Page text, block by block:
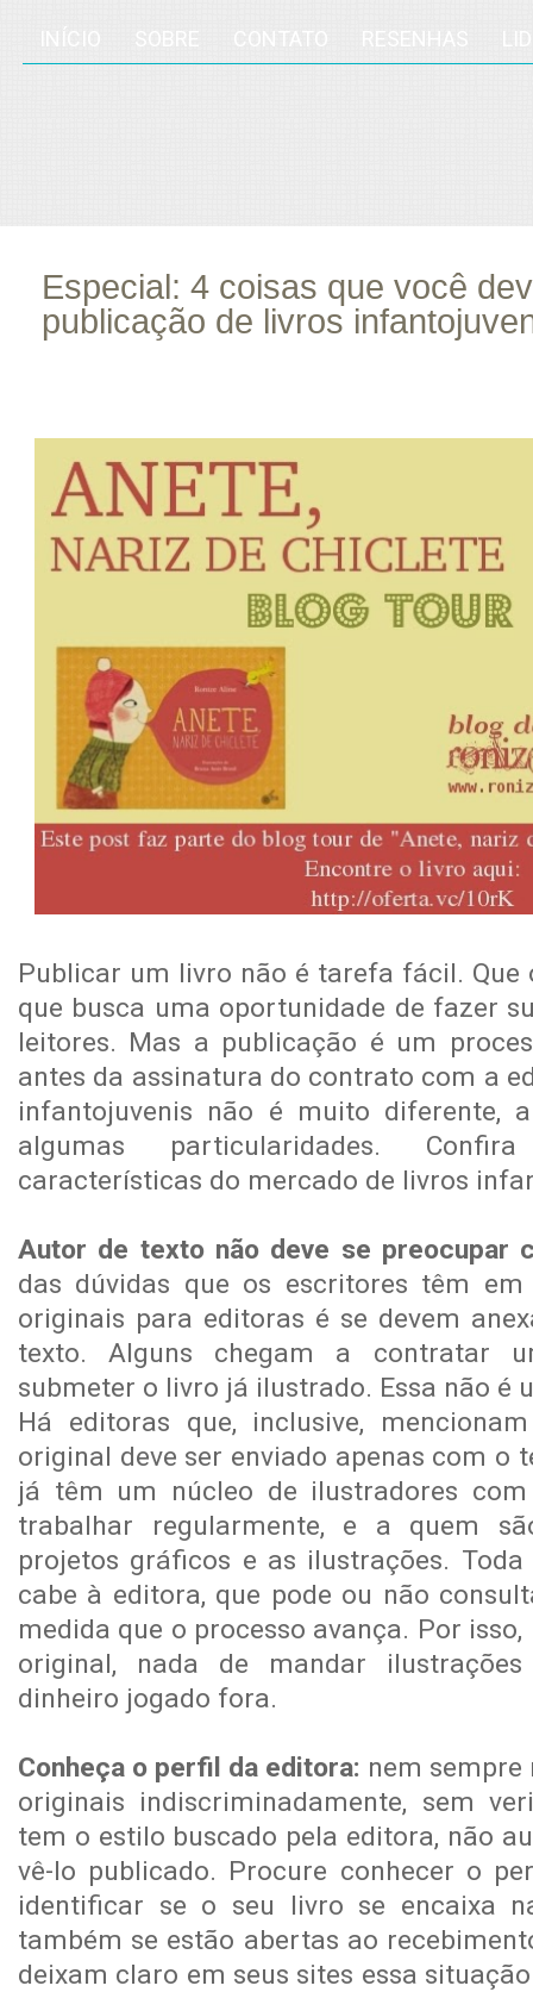
Especial: 4 coisas que você
publicação de livros
Publicar um livro não é tarefa fácil.
que busca uma oportunidade de fazer
leitores. Mas a publicação é um
antes da assinatura do contrato com a
infantojuvenis não é muito diferente,
algumas particularidades.
características do mercado de livros
Autor de texto não deve se preocupar
das dúvidas que os escritores têm
originais para editoras é se devem
texto. Alguns chegam a contratar
submeter o livro já ilustrado. Essa não é
Há editoras que, inclusive,
original deve ser enviado apenas com o
já têm um núcleo de ilustradores
trabalhar regularmente, e a quem
projetos gráficos e as ilustrações.
cabe à editora, que pode ou não
medida que o processo avança. Por
original, nada de mandar
dinheiro jogado fora.
Conheça o perfil da editora: nem sempre
originais indiscriminadamente, sem
tem o estilo buscado pela editora, não
vê-lo publicado. Procure conhecer o
identificar se o seu livro se encaixa
também se estão abertas ao
deixam claro em seus sites essa